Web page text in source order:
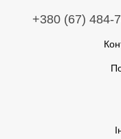
+380 (67) 484-